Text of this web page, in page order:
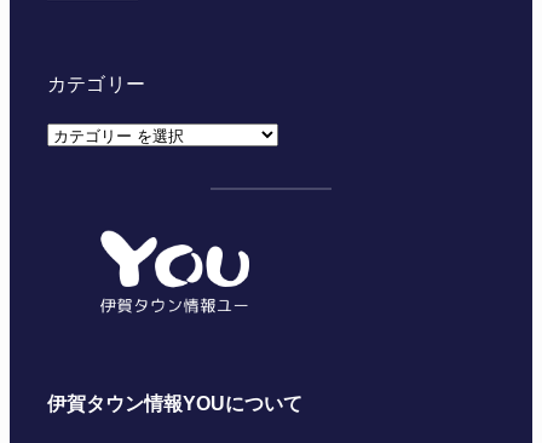
カテゴリー
カ
伊賀タウン情報YOUについて